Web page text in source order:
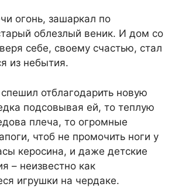
огонь, зашаркал по
облезлый веник. И дом со
себе, своему счастью, стал
из небытия.
отблагодарить новую
подсовывая ей, то теплую
плеча, то огромные
чтоб не промочить ноги у
керосина, и даже детские
– неизвестно как
игрушки на чердаке.